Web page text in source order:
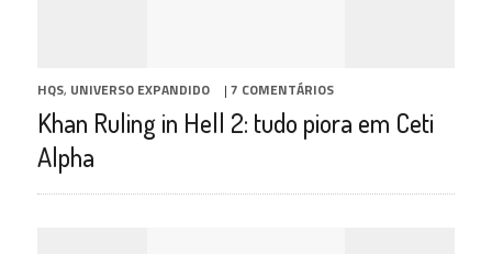
HQS, UNIVERSO EXPANDIDO | 7 COMENTÁRIOS
Khan Ruling in Hell 2: tudo piora em Ceti
Alpha